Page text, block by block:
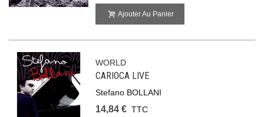
Ajouter Au Panier
WORLD
CARIOCA LIVE
Stefano BOLLANI
14,84 € TTC